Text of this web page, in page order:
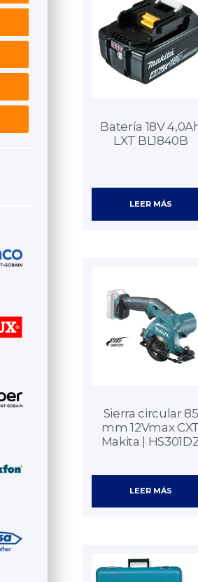
Batería 18V
LXT BL1840B
LEER MÁS
Sierra circular 85
mm 12Vmax
Makita |
LEER MÁS